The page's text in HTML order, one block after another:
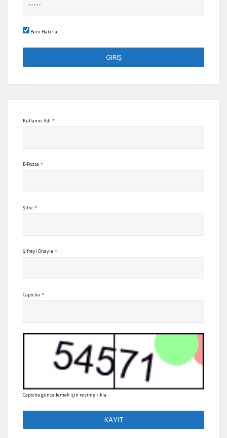
Beni Hatırla
Kullanıcı Adı *
E-Posta *
Şifre *
Şifreyi Onayla *
Captcha *
Captcha güncellemek için resime tıkla